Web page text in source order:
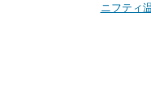
そんな「一
ニフティ